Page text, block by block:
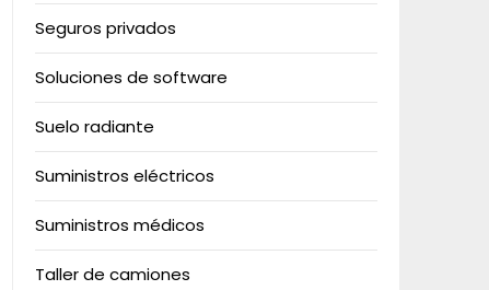
Seguros privados
Soluciones de software
Suelo radiante
Suministros eléctricos
Suministros médicos
Taller de camiones